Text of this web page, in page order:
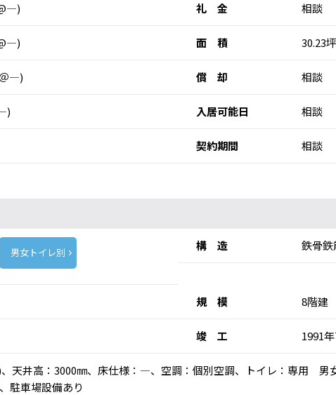
礼 金 相談
面 積 30.23
―) 償 却 相談
入居可能日 相談
契約期間 相談
男女トイレ別 構 造 鉄骨
規 模 8階建
竣 工 1991
)、天井高：3000㎜、床仕様：―、空調：個別空調、トイレ：専用
駐車場設備あり